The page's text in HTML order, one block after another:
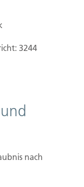
3244
nach